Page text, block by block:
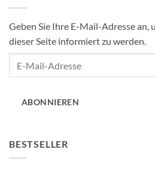
Geben Sie Ihre E-Mail-Adresse an,
dieser Seite informiert zu werden.
ABONNIEREN
BESTSELLER